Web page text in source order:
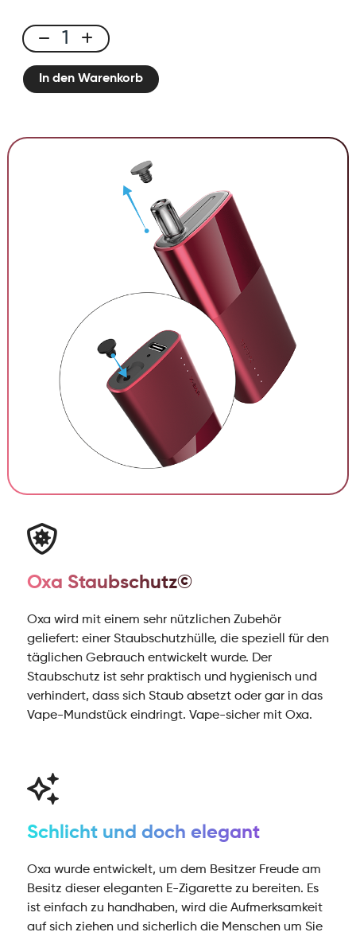
Oxa
Menge
In den Warenkorb
Oxa Staubschutz©
Oxa wird mit einem sehr nützlichen Zubehör
geliefert: einer Staubschutzhülle, die speziell für den
täglichen Gebrauch entwickelt wurde. Der
Staubschutz ist sehr praktisch und hygienisch und
verhindert, dass sich Staub absetzt oder gar in das
Vape-Mundstück eindringt. Vape-sicher mit Oxa.
Schlicht und doch elegant
Oxa wurde entwickelt, um dem Besitzer Freude am
Besitz dieser eleganten E-Zigarette zu bereiten. Es
ist einfach zu handhaben, wird die Aufmerksamkeit
auf sich ziehen und sicherlich die Menschen um Sie